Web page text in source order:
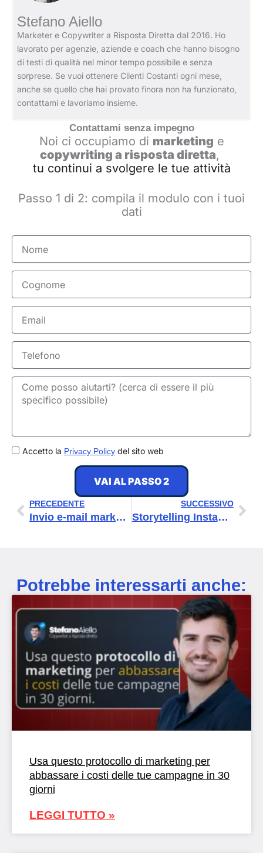
Stefano Aiello
Marketer e Copywriter a Risposta Diretta dal 2016. Ho
lavorato per agenzie, aziende e coach che hanno bisogno
di testi di qualità nel minor tempo possibile e senza
sorprese. Se vuoi ottenere Clienti Costanti ogni mese,
anche se quello che hai provato finora non ha funzionato,
contattami e lavoriamo insieme.
Contattami senza impegno
Noi ci occupiamo di marketing e
copywriting a risposta diretta,
tu continui a svolgere le tue attività
Passo 1 di 2: compila il modulo con i tuoi
dati
Nome
Cognome
Email
Telefono
GDPRAccetto la Privacy Policy del sito web
VAI AL PASSO 2
Precedente
PRECEDENTE
Invio e-mail marketing, ogni quanto lo devi fare?
SUCCESSIVO
Storytelling Instagram: 5 consigli per raccontare in modo vincente
Potrebbe interessarti anche:
Usa questo protocollo di marketing per
abbassare i costi delle tue campagne in 30
giorni
LEGGI TUTTO »